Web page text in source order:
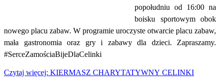
popołudniu od 16:00 na
boisku sportowym obok
nowego placu zabaw. W programie uroczyste otwarcie placu zabaw,
mała gastronomia oraz gry i zabawy dla dzieci. Zapraszamy.
#SerceZamościaBijeDlaCelinki
Czytaj więcej: KIERMASZ CHARYTATYWNY CELINKI